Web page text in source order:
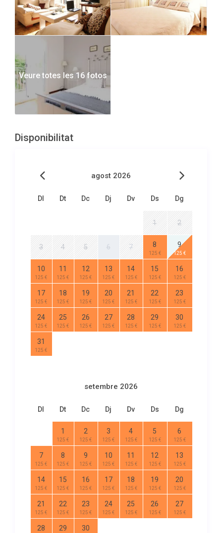
Veure totes les 16 fotos
Disponibilitat
agost 2026
Dl Dt Dc Dj Dv Ds Dg
1 2
3 4 5 6 7 8
125 €
9
125 €
10
125 €
11
125 €
12
125 €
13
125 €
14
125 €
15
125 €
16
125 €
17
125 €
18
125 €
19
125 €
20
125 €
21
125 €
22
125 €
23
125 €
24
125 €
25
125 €
26
125 €
27
125 €
28
125 €
29
125 €
30
125 €
31
125 €
setembre 2026
Dl Dt Dc Dj Dv Ds Dg
1
125 €
2
125 €
3
125 €
4
125 €
5
125 €
6
125 €
7
125 €
8
125 €
9
125 €
10
125 €
11
125 €
12
125 €
13
125 €
14
125 €
15
125 €
16
125 €
17
125 €
18
125 €
19
125 €
20
125 €
21
125 €
22
125 €
23
125 €
24
125 €
25
125 €
26
125 €
27
125 €
28 29 30